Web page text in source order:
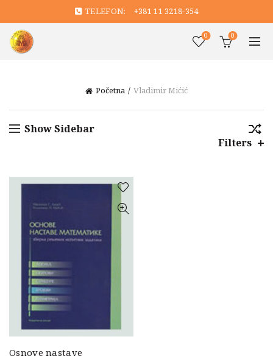
TELEFON: +381 11 3218-354
0 0
Početna Vladimir Mićić
Show Sidebar
Filters
Osnove nastave